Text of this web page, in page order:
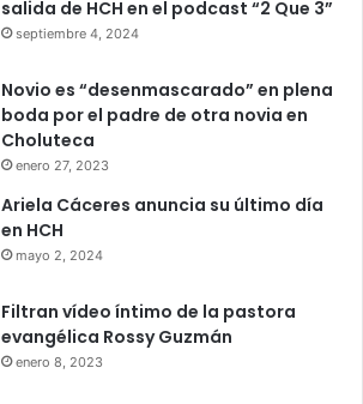
salida de HCH en el podcast “2 Que 3”
septiembre 4, 2024
Novio es “desenmascarado” en plena
boda por el padre de otra novia en
Choluteca
enero 27, 2023
Ariela Cáceres anuncia su último día
en HCH
mayo 2, 2024
Filtran vídeo íntimo de la pastora
evangélica Rossy Guzmán
enero 8, 2023